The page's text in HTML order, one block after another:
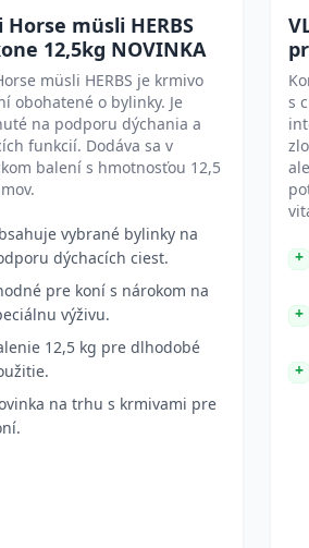
müsli HERBS
12,5kg NOVINKA
müsli HERBS je krmivo
obohatené o bylinky. Je
na podporu dýchania a
funkcií. Dodáva sa v
balení s hmotnosťou 12,5
vybrané bylinky na
dýchacích ciest.
pre koní s nárokom na
výživu.
12,5 kg pre dlhodobé
na trhu s krmivami pre
s